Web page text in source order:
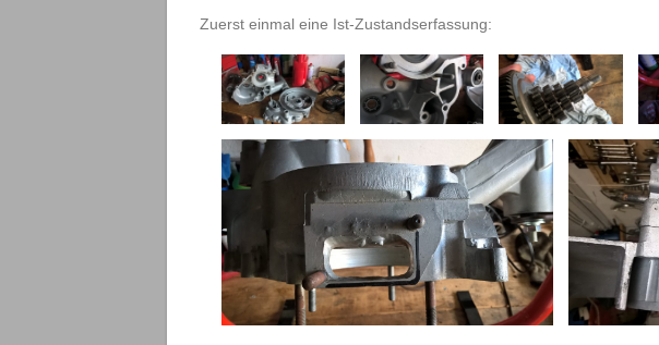
Zuerst einmal eine Ist-Zustandserfassung: